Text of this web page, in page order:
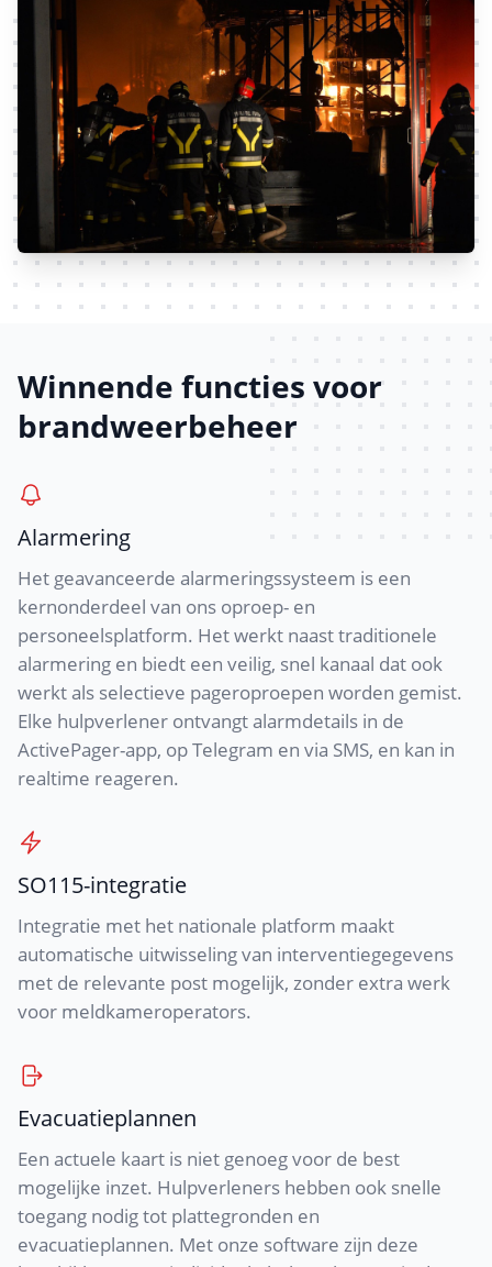
Winnende functies voor
brandweerbeheer
Alarmering
Het geavanceerde alarmeringssysteem is een
kernonderdeel van ons oproep- en
personeelsplatform. Het werkt naast traditionele
alarmering en biedt een veilig, snel kanaal dat ook
werkt als selectieve pageroproepen worden gemist.
Elke hulpverlener ontvangt alarmdetails in de
ActivePager-app, op Telegram en via SMS, en kan in
realtime reageren.
SO115-integratie
Integratie met het nationale platform maakt
automatische uitwisseling van interventiegegevens
met de relevante post mogelijk, zonder extra werk
voor meldkameroperators.
Evacuatieplannen
Een actuele kaart is niet genoeg voor de best
mogelijke inzet. Hulpverleners hebben ook snelle
toegang nodig tot plattegronden en
evacuatieplannen. Met onze software zijn deze